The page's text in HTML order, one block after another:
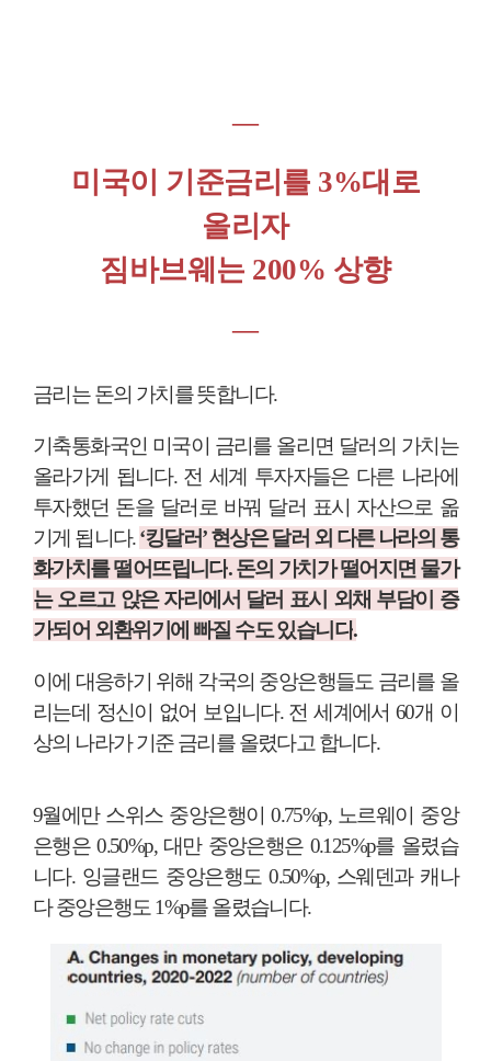
―
미국이 기준금리를 3%대로
올리자
짐바브웨는 200% 상향
―
금리는 돈의 가치를 뜻합니다.
기축통화국인 미국이 금리를 올리면 달러의 가치는
올라가게 됩니다. 전 세계 투자자들은 다른 나라에
투자했던 돈을 달러로 바꿔 달러 표시 자산으로 옮
기게 됩니다.‘킹달러’현상은 달러 외 다른 나라의 통
화가치를 떨어뜨립니다.돈의 가치가 떨어지면 물가
는 오르고 앉은 자리에서 달러 표시 외채 부담이 증
가되어 외환위기에 빠질 수도 있습니다.
이에 대응하기 위해 각국의 중앙은행들도 금리를 올
리는데 정신이 없어 보입니다. 전 세계에서60개 이
상의 나라가 기준 금리를 올렸다고 합니다.
9월에만 스위스 중앙은행이0.75%p, 노르웨이 중앙
은행은0.50%p, 대만 중앙은행은 0.125%p를 올렸습
니다. 잉글랜드 중앙은행도0.50%p, 스웨덴과 캐나
다 중앙은행도1%p를 올렸습니다.